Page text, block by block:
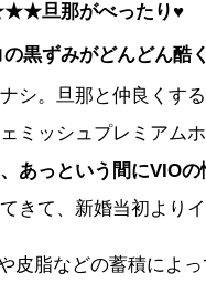
旦那がべったり♥
の黒ずみがどんどん酷
シ。旦那と仲良くす
ミッシュプレミアム
あっという間にVIOの
きて、新婚当初より
皮脂などの蓄積によ